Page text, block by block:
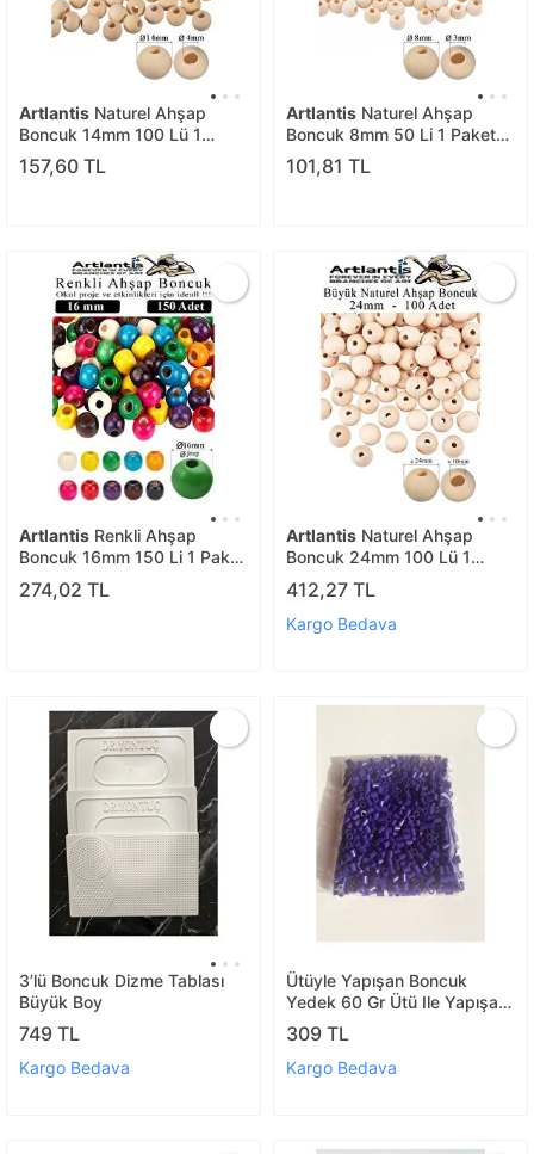
Artlantis Naturel Ahşap
Boncuk 14mm 100 Lü 1
Paket Ham Boyanabilir
Ahşap Yuvarlak Doğal
157,60 TL
Artlantis Naturel Ahşap
Boncuk 8mm 50 Li 1 Paket
Ham Boyanabilir Ahşap
Yuvarlak Doğal Boncuklar
101,81 TL
Artlantis Renkli Ahşap
Boncuk 16mm 150 Li 1 Paket
Renkli Ahşap Boyalı Yuvarlak
Doğal Boncuklar Saç Takı
274,02 TL
Artlantis Naturel Ahşap
Boncuk 24mm 100 Lü 1
Paket Ham Boyanabilir
Ahşap Yuvarlak Doğal
Boncuklar Takı Tasarım
412,27 TL
Kargo Bedava
3’lü Boncuk Dizme Tablası
Büyük Boy
749 TL
Kargo Bedava
Ütüyle Yapışan Boncuk
Yedek 60 Gr Ütü Ile Yapışan
(mor)
309 TL
Kargo Bedava